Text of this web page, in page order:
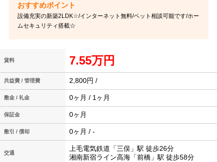
設備充実の新築2LDK☆/インターネット無料/ペット相談可能です/ホー
ムセキュリティ搭載☆
賃料 7.55万円
共益費 / 管理費 2,800円 /
敷金 / 礼金 0ヶ月 / 1ヶ月
保証金 0ヶ月
敷引 / 償却 0ヶ月 / -
交通
上毛電気鉄道「三俣」駅 徒歩26分
湘南新宿ライン高海「前橋」駅 徒歩58分